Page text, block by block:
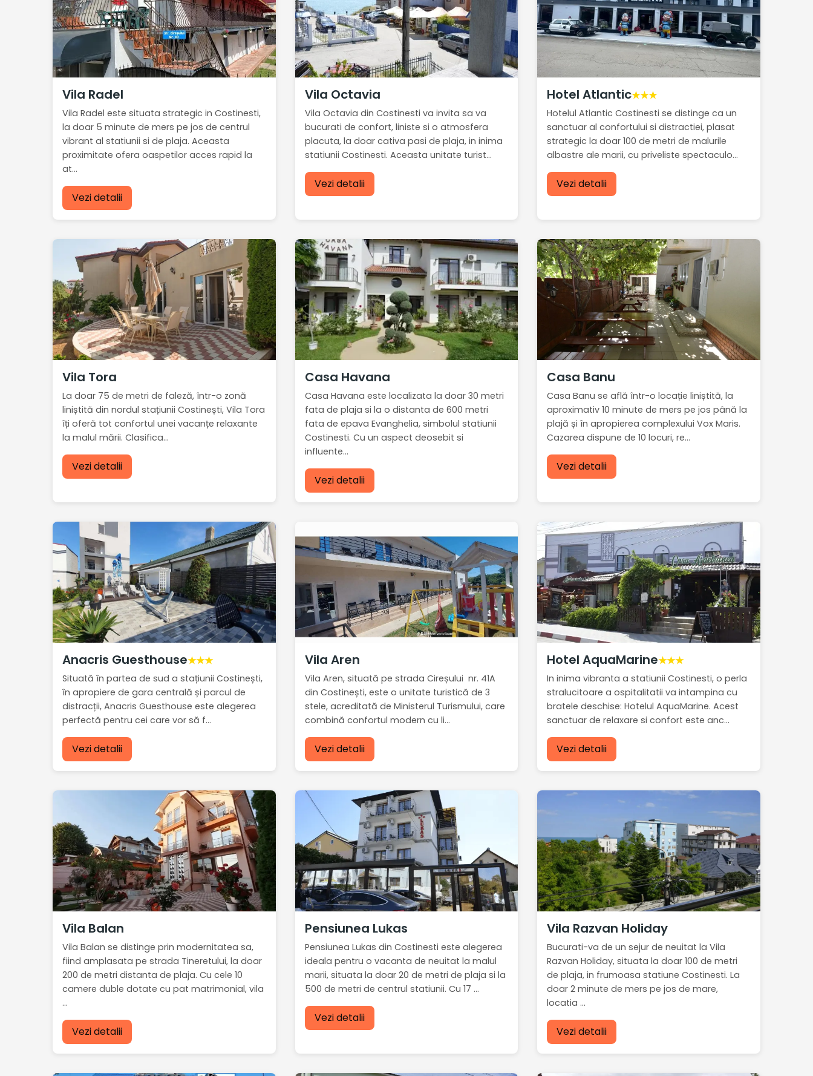
Vila Radel
Vila Radel este situata strategic in Costinesti,
la doar 5 minute de mers pe jos de centrul
vibrant al statiunii si de plaja. Aceasta
proximitate ofera oaspetilor acces rapid la
at...
Vezi detalii
Vila Octavia
Vila Octavia din Costinesti va invita sa va
bucurati de confort, liniste si o atmosfera
placuta, la doar cativa pasi de plaja, in inima
statiunii Costinesti. Aceasta unitate turist...
Vezi detalii
Hotel Atlantic★★★
Hotelul Atlantic Costinesti se distinge ca un
sanctuar al confortului si distractiei, plasat
strategic la doar 100 de metri de malurile
albastre ale marii, cu priveliste spectaculo...
Vezi detalii
Vila Tora
La doar 75 de metri de faleză, într-o zonă
liniștită din nordul stațiunii Costinești, Vila Tora
îți oferă tot confortul unei vacanțe relaxante
la malul mării. Clasifica...
Vezi detalii
Casa Havana
Casa Havana este localizata la doar 30 metri
fata de plaja si la o distanta de 600 metri
fata de epava Evanghelia, simbolul statiunii
Costinesti. Cu un aspect deosebit si
influente...
Vezi detalii
Casa Banu
Casa Banu se află într-o locație liniștită, la
aproximativ 10 minute de mers pe jos până la
plajă și în apropierea complexului Vox Maris.
Cazarea dispune de 10 locuri, re...
Vezi detalii
Anacris Guesthouse★★★
Situată în partea de sud a stațiunii Costinești,
în apropiere de gara centrală și parcul de
distracții, Anacris Guesthouse este alegerea
perfectă pentru cei care vor să f...
Vezi detalii
Vila Aren
Vila Aren, situată pe strada Cireșului nr. 41A
din Costinești, este o unitate turistică de 3
stele, acreditată de Ministerul Turismului, care
combină confortul modern cu li...
Vezi detalii
Hotel AquaMarine★★★
In inima vibranta a statiunii Costinesti, o perla
stralucitoare a ospitalitatii va intampina cu
bratele deschise: Hotelul AquaMarine. Acest
sanctuar de relaxare si confort este anc...
Vezi detalii
Vila Balan
Vila Balan se distinge prin modernitatea sa,
fiind amplasata pe strada Tineretului, la doar
200 de metri distanta de plaja. Cu cele 10
camere duble dotate cu pat matrimonial, vila
...
Vezi detalii
Pensiunea Lukas
Pensiunea Lukas din Costinesti este alegerea
ideala pentru o vacanta de neuitat la malul
marii, situata la doar 20 de metri de plaja si la
500 de metri de centrul statiunii. Cu 17 ...
Vezi detalii
Vila Razvan Holiday
Bucurati-va de un sejur de neuitat la Vila
Razvan Holiday, situata la doar 100 de metri
de plaja, in frumoasa statiune Costinesti. La
doar 2 minute de mers pe jos de mare,
locatia ...
Vezi detalii